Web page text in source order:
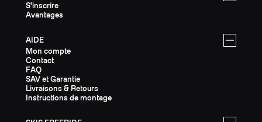
S'inscrire
Avantages
AIDE
Mon compte
Contact
FAQ
SAV et Garantie
Livraisons & Retours
Instructions de montage